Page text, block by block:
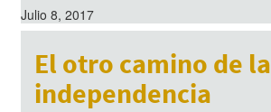
Julio 8, 2017
El otro camino de la
independencia